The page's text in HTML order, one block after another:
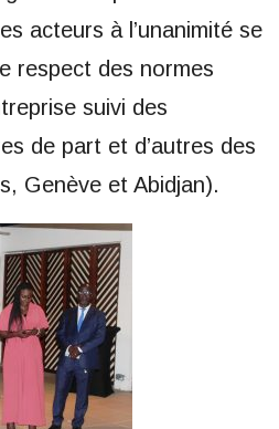
acteurs à l’unanimité se
respect des normes
suivi des
de part et d’autres des
Genève et Abidjan).